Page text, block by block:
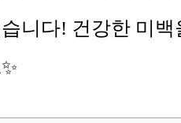
니다! 건강한 미백